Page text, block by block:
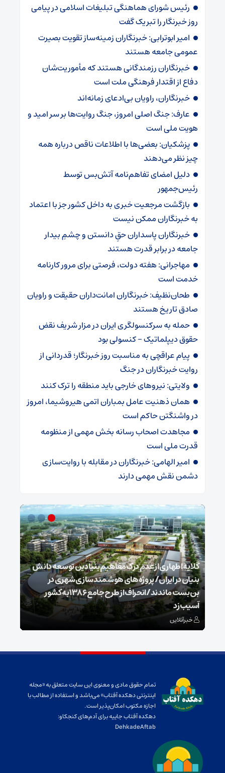
رئیس شورای هماهنگی تبلیغات اسلامی در پیامی
روز خبرنگار را تبریک گفت
امیر ابوترابی: خبرنگاران زمینه‌ساز تقویت بصیرت
عمومی جامعه هستند
خبرنگاران رزمندگانی هستند که مأموریت‌شان
دفاع از اقتدار فرهنگی ملت است
خبرنگاران، راویان بی‌ادعای زمانه‌اند
عارف: جنگ اصلی امروز، جنگ روایت‌ها بر سر امید و
هویت ملی است
پزشکیان: بعضی‌ها با اطلاعات ناقص درباره همه
چیز نظر می‌دهند
دلیل امضای تفاهم‌نامه آتش‌بس توسط
رئیس‌جمهور
بازگشت مرجعیت خبری به داخل کشور جز با اعتماد
به خبرنگاران ممکن نیست
‏خبرنگاران پاسداران حقِ دانستن و چشمِ بیدار
جامعه در برابر قدرت هستند
مهاجرانی: هفته دولت، فرصتی برای مرور کارنامه
خدمت است
طحان‌نظیف: خبرنگاران امانت‌داران حقیقت و راویان
صادق تاریخ‌ هستند
حمله به سرکنسولگری ایران در مزار شریف نقض
حقوق دیپلماتیک – کنسولی بود
پیام عراقچی به مناسبت روز خبرنگار؛ قدردانی از
روایت خبرنگاران در جنگ
ولایتی: نیروهای خارجی باید منطقه را ترک کنند
همان ذهنیت عامل بمباران اتمی هیروشیما، امروز
در واشنگتن حاکم است
مجاهدت اصحاب رسانه بخش مهمی از منظومه
قدرت ملی است
امیر الهامی: خبرنگاران در مقابله با روایت‌سازی
دشمن نقش مهمی دارند
گلایه اطهاری از عدم درک مفاهیم بنیادین توسعه دانش
بنیان در ایران/ پروژه‌های هوشمندسازی شهری در
بن‌بست ماندند/انحراف از طرح جامع ۱۳۸۶ به کشور
آسیب زد
خبرآنلاین
تمام حقوق مادی و معنوی این سایت متعلق به «مجله
اینترنتی دهکده آفتاب» می‌باشد و استفاده از مطالب با
اجازه مکتوب امکان‌پذیر است.
دهکده آفتاب جاییه برای آدم‌های کنجکاو:
DehkadeAftab